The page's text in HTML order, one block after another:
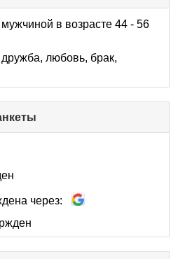
мужчиной в возрасте 44 - 56
дружба, любовь, брак,
to
через: